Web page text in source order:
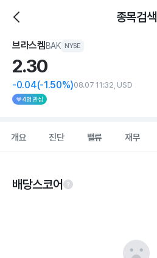
종목검색
브라스켐BAK NYSE
2.30
-0.04(-1.50%)08.07 11:32, USD
4명 관심
개요 진단 밸류 재무
배당스코어